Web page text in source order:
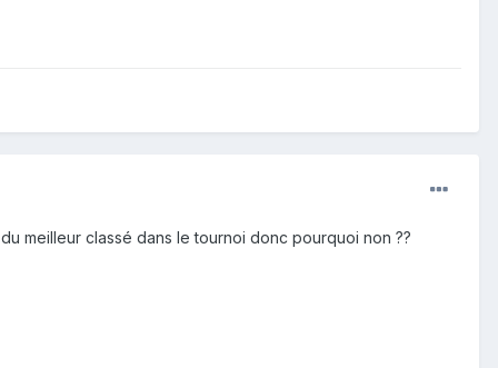
meilleur classé dans le tournoi donc pourquoi non ??